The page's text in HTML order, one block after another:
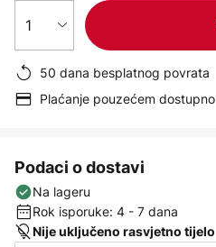
1
50 dana besplatnog povrata
Plaćanje pouzećem dostupno
Podaci o dostavi
Na lageru
Rok isporuke: 4 - 7 dana
Nije uključeno rasvjetno tijelo